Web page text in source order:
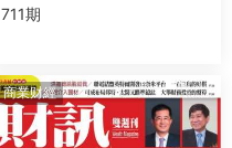
711期
商業财經